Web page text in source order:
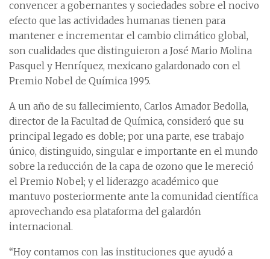
convencer a gobernantes y sociedades sobre el nocivo
efecto que las actividades humanas tienen para
mantener e incrementar el cambio climático global,
son cualidades que distinguieron a José Mario Molina
Pasquel y Henríquez, mexicano galardonado con el
Premio Nobel de Química 1995.
A un año de su fallecimiento, Carlos Amador Bedolla,
director de la Facultad de Química, consideró que su
principal legado es doble; por una parte, ese trabajo
único, distinguido, singular e importante en el mundo
sobre la reducción de la capa de ozono que le mereció
el Premio Nobel; y el liderazgo académico que
mantuvo posteriormente ante la comunidad científica
aprovechando esa plataforma del galardón
internacional.
“Hoy contamos con las instituciones que ayudó a